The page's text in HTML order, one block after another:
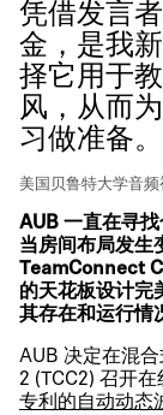
凭借发言
金，是我
择它用于
风，从而
习做准备
美国贝鲁特大学音
AUB 一直在寻
当房间布局发生
TeamConnect
的天花板设计完
其存在和运行情
AUB 决定在混
2 (TCC2) 召开
专利的自动动态